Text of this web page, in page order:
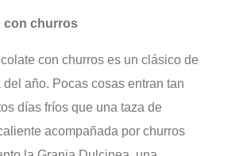
con churros
con churros es un clásico de
del año. Pocas cosas entran tan
días fríos que una taza de
acompañada por churros